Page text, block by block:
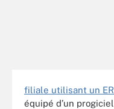
filiale utilisant un
équipé d’un